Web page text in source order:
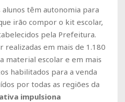
têm autonomia para
irão compor o kit escolar,
pela Prefeitura.
realizadas em mais de 1.180
material escolar e em mais
habilitados para a venda
por todas as regiões da
impulsiona